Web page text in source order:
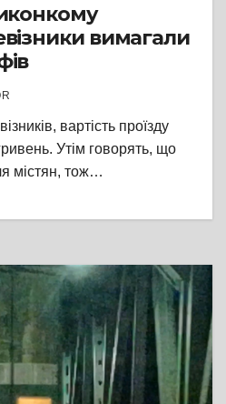
вимагали
вартість проїзду
Утім говорять, що
містян, тож…